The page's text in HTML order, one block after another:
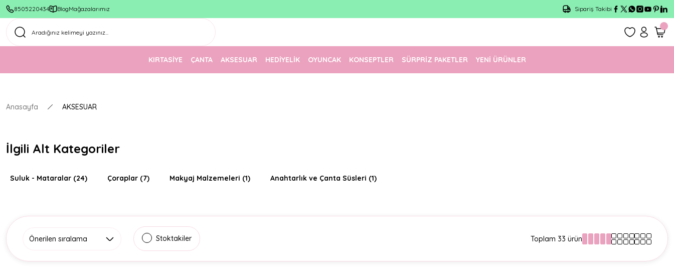
8505220434 BlogMağazalarımız
1500 TL Üzeri Ücretsiz Kargo
Sipariş Takibi
KIRTASİYE ÇANTA AKSESUAR HEDİYELİK OYUNCAK KONSEPTLER SÜRPRİZ PAKETLER YENİ ÜRÜNLER
Anasayfa AKSESUAR
İlgili Alt Kategoriler
Suluk - Mataralar (24) Çoraplar (7) Makyaj Malzemeleri (1) Anahtarlık ve Çanta Süsleri (1)
Stoktakiler Toplam 33 ürün